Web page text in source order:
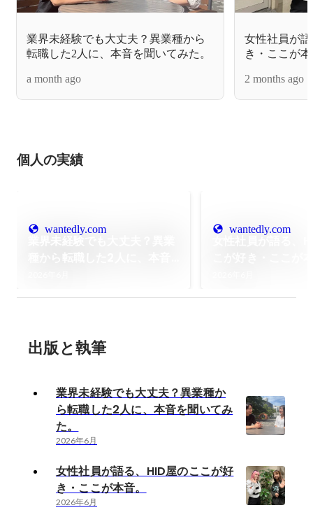
業界未経験でも大丈夫？異業種から
転職した2人に、本音を聞いてみた。
a month ago
女性社員が
き・ここが
2 months ago
個人の実績
wantedly.com wantedly.com
出版と執筆
業界未経験でも大丈夫？異業種か
ら転職した2人に、本音を聞いてみ
た。
2026年6月
女性社員が語る、HID屋のここが好
き・ここが本音。
2026年6月